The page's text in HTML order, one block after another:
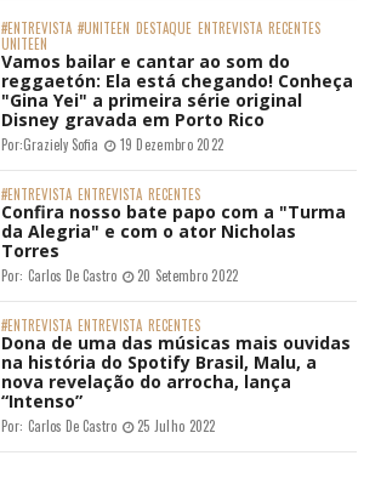
#ENTREVISTA #UNITEEN DESTAQUE ENTREVISTA RECENTES
UNITEEN
Vamos bailar e cantar ao som do
reggaetón: Ela está chegando! Conheça
"Gina Yei" a primeira série original
Disney gravada em Porto Rico
Por:Graziely Sofia 19 Dezembro 2022
#ENTREVISTA ENTREVISTA RECENTES
Confira nosso bate papo com a "Turma
da Alegria" e com o ator Nicholas
Torres
Por: Carlos De Castro 20 Setembro 2022
#ENTREVISTA ENTREVISTA RECENTES
Dona de uma das músicas mais ouvidas
na história do Spotify Brasil, Malu, a
nova revelação do arrocha, lança
“Intenso”
Por: Carlos De Castro 25 Julho 2022